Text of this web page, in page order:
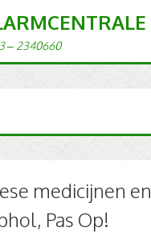
– 2340660
medicijnen en
Pas Op!